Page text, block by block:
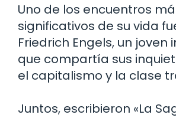
Uno de los encuentros
significativos de su vida
Friedrich Engels, un joven
que compartía sus
el capitalismo y la clase
Juntos, escribieron «La